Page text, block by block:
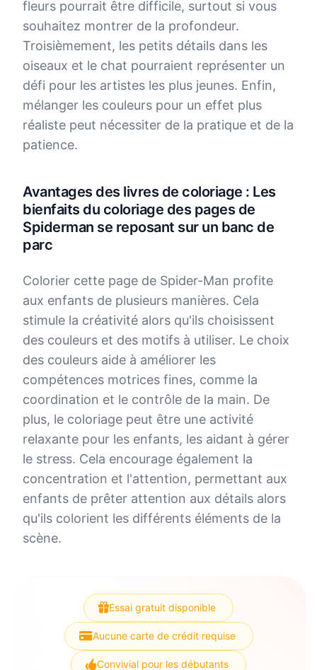
fleurs pourrait être difficile, surtout si vous
souhaitez montrer de la profondeur.
Troisièmement, les petits détails dans les
oiseaux et le chat pourraient représenter un
défi pour les artistes les plus jeunes. Enfin,
mélanger les couleurs pour un effet plus
réaliste peut nécessiter de la pratique et de la
patience.
Avantages des livres de coloriage : Les
bienfaits du coloriage des pages de
Spiderman se reposant sur un banc de
parc
Colorier cette page de Spider-Man profite
aux enfants de plusieurs manières. Cela
stimule la créativité alors qu'ils choisissent
des couleurs et des motifs à utiliser. Le choix
des couleurs aide à améliorer les
compétences motrices fines, comme la
coordination et le contrôle de la main. De
plus, le coloriage peut être une activité
relaxante pour les enfants, les aidant à gérer
le stress. Cela encourage également la
concentration et l'attention, permettant aux
enfants de prêter attention aux détails alors
qu'ils colorient les différents éléments de la
scène.
Essai gratuit disponible
Aucune carte de crédit requise
Convivial pour les débutants